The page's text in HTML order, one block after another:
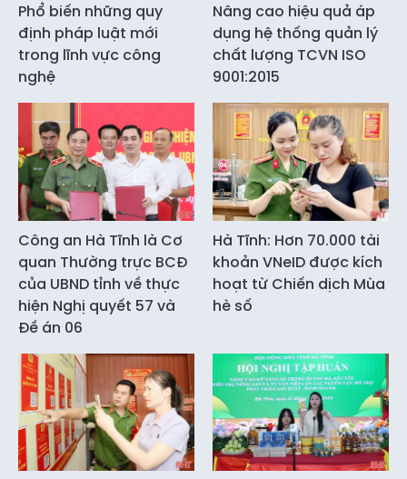
Phổ biến những quy
định pháp luật mới
trong lĩnh vực công
nghệ
Nâng cao hiệu quả áp
dụng hệ thống quản lý
chất lượng TCVN ISO
9001:2015
Công an Hà Tĩnh là Cơ
quan Thường trực BCĐ
của UBND tỉnh về thực
hiện Nghị quyết 57 và
Đề án 06
Hà Tĩnh: Hơn 70.000 tài
khoản VNeID được kích
hoạt từ Chiến dịch Mùa
hè số